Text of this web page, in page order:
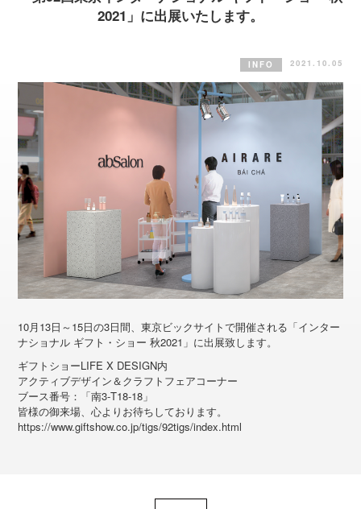
2021」に出展いたします。
INFO 2021.10.05
10月13日～15日の3日間、東京ビックサイトで開催される「インター
ナショナル ギフト・ショー 秋2021」に出展致します。
ギフトショーLIFE X DESIGN内
アクティブデザイン＆クラフトフェアコーナー
ブース番号：「南3-T18-18」
皆様の御来場、心よりお待ちしております。
https://www.giftshow.co.jp/tigs/92tigs/index.html